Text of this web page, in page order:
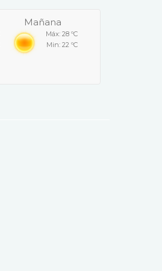
Mañana
Máx: 28 ºC
Min: 22 ºC